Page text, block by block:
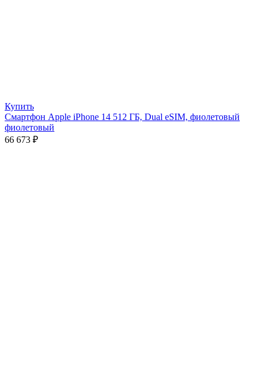
Купить
Смартфон Apple iPhone 14 512 ГБ, Dual eSIM, фиолетовый
фиолетовый
66 673 ₽